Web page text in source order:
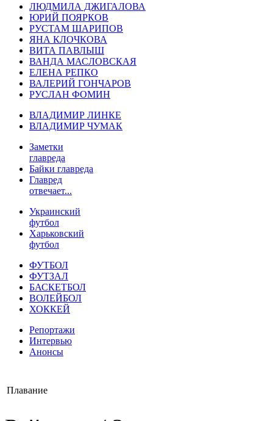
ЛЮДМИЛА ДЖИГАЛОВА
ЮРИЙ ПОЯРКОВ
РУСТАМ ШАРИПОВ
ЯНА КЛОЧКОВА
ВИТА ПАВЛЫШ
ВАНДА МАСЛОВСКАЯ
ЕЛЕНА РЕПКО
ВАЛЕРИЙ ГОНЧАРОВ
РУСЛАН ФОМИН
ВЛАДИМИР ЛИНКЕ
ВЛАДИМИР ЧУМАК
Заметки
главреда
Байки главреда
Главред
отвечает...
Украинский
футбол
Харьковский
футбол
ФУТБОЛ
ФУТЗАЛ
БАСКЕТБОЛ
ВОЛЕЙБОЛ
ХОККЕЙ
Репортажи
Интервью
Анонсы
Плавание